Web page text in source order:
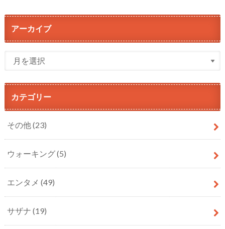
アーカイブ
カテゴリー
その他(23)
ウォーキング(5)
エンタメ (49)
サザナ (19)